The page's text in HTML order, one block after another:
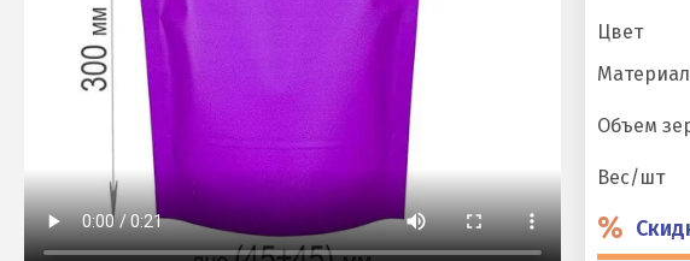
Цвет
Материал
Объем
Вес/шт
%